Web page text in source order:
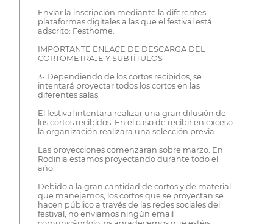
Enviar la inscripción mediante la diferentes
plataformas digitales a las que el festival está
adscrito: Festhome.
IMPORTANTE ENLACE DE DESCARGA DEL
CORTOMETRAJE Y SUBTÍTULOS
3- Dependiendo de los cortos recibidos, se
intentará proyectar todos los cortos en las
diferentes salas.
El festival intentara realizar una gran difusión de
los cortos recibidos. En el caso de recibir en exceso
la organización realizara una selección previa.
Las proyecciones comenzaran sobre marzo. En
Rodinia estamos proyectando durante todo el
año.
Debido a la gran cantidad de cortos y de material
que manejamos, los cortos que se proyectan se
hacen público a través de las redes sociales del
festival, no enviamos ningún email